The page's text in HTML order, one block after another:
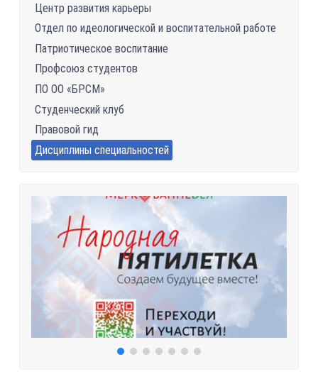
Центр развития карьеры
Отдел по идеологической и воспитательной работе
Патриотическое воспитание
Профсоюз студентов
ПО ОО «БРСМ»
Студенческий клуб
Правовой гид
Дисциплины специальностей